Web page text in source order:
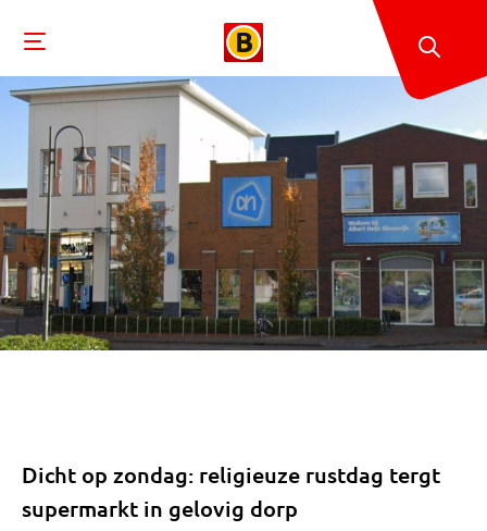
Dicht op zondag: religieuze rustdag tergt
supermarkt in gelovig dorp